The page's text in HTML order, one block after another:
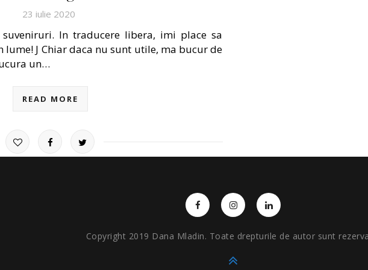
23 iulie 2020
In traducere libera, imi place sa
J Chiar daca nu sunt utile, ma bucur de
un…
READ MORE
Copyright 2019 Dana Mladin. Toate drepturile de autor sunt